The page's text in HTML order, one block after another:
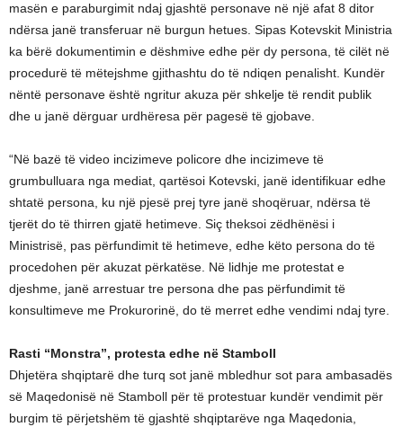
masën e paraburgimit ndaj gjashtë personave në një afat 8 ditor
ndërsa janë transferuar në burgun hetues. Sipas Kotevskit Ministria
ka bërë dokumentimin e dëshmive edhe për dy persona, të cilët në
procedurë të mëtejshme gjithashtu do të ndiqen penalisht. Kundër
nëntë personave është ngritur akuza për shkelje të rendit publik
dhe u janë dërguar urdhëresa për pagesë të gjobave.
“Në bazë të video incizimeve policore dhe incizimeve të
grumbulluara nga mediat, qartësoi Kotevski, janë identifikuar edhe
shtatë persona, ku një pjesë prej tyre janë shoqëruar, ndërsa të
tjerët do të thirren gjatë hetimeve. Siç theksoi zëdhënësi i
Ministrisë, pas përfundimit të hetimeve, edhe këto persona do të
procedohen për akuzat përkatëse. Në lidhje me protestat e
djeshme, janë arrestuar tre persona dhe pas përfundimit të
konsultimeve me Prokurorinë, do të merret edhe vendimi ndaj tyre.
Rasti “Monstra”, protesta edhe në Stamboll
Dhjetëra shqiptarë dhe turq sot janë mbledhur sot para ambasadës
së Maqedonisë në Stamboll për të protestuar kundër vendimit për
burgim të përjetshëm të gjashtë shqiptarëve nga Maqedonia,